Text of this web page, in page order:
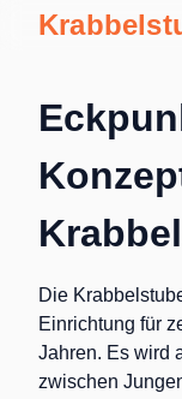
Die
Einrichtung für
Jahren. Es wird
zwischen